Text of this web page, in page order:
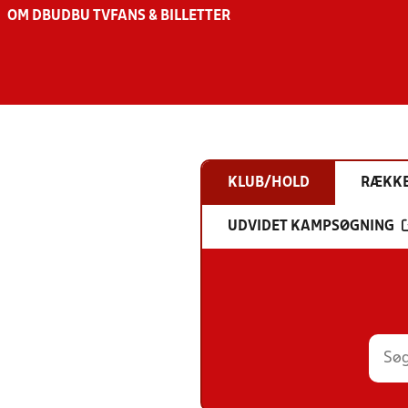
OM DBU DBU TV FANS & BILLETTER
KLUB/HOLD
UDVIDET KAMPSØGNING